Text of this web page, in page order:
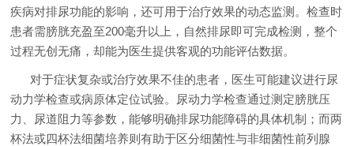
疾病对排尿功能的影响，还可用于治疗效果的动态监测。检查时
患者需膀胱充盈至200毫升以上，自然排尿即可完成检测，整个
过程无创无痛，却能为医生提供客观的功能评估数据。
对于症状复杂或治疗效果不佳的患者，医生可能建议进行尿
动力学检查或病原体定位试验。尿动力学检查通过测定膀胱压
力、尿道阻力等参数，能够明确排尿功能障碍的具体机制；而两
杯法或四杯法细菌培养则有助于区分细菌性与非细菌性前列腺